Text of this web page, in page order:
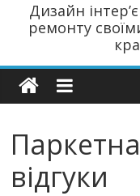
Дизайн
ремонту
відгуки